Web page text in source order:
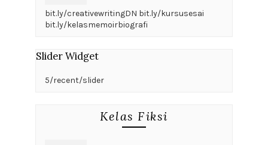
bit.ly/creativewritingDN bit.ly/kursusesai
bit.ly/kelasmemoirbiografi
Slider Widget
5/recent/slider
Kelas Fiksi